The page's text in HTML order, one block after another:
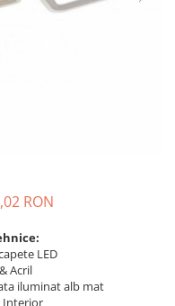
RON
LED
Acril
iluminat alb mat
Interior